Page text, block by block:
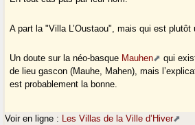
A part la "Villa L’Oustaou", mais qui est
Un doute sur la néo-basque Mauhen
qui
de lieu gascon (Mauhe, Mahen), mais
est probablement la bonne.
Voir en ligne : Les Villas de la Ville d’Hiver